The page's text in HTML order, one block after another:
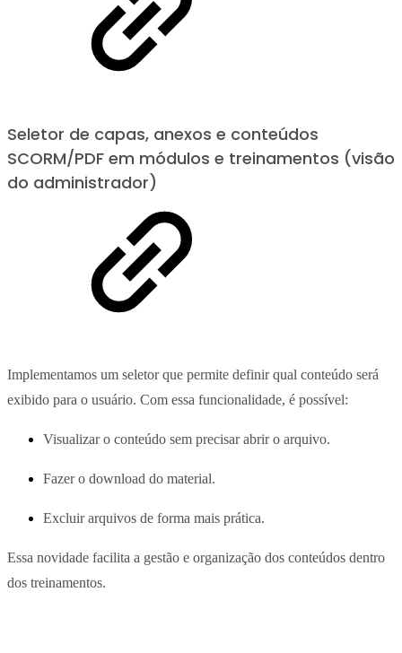
Seletor de capas, anexos e conteúdos
SCORM/PDF em módulos e treinamentos (visão
do administrador)
Implementamos um seletor que permite definir qual conteúdo será
exibido para o usuário. Com essa funcionalidade, é possível:
Visualizar o conteúdo sem precisar abrir o arquivo.
Fazer o download do material.
Excluir arquivos de forma mais prática.
Essa novidade facilita a gestão e organização dos conteúdos dentro
dos treinamentos.